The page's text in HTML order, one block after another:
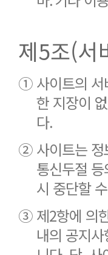
제5조(서
① 사이트의
한 지장이
다.
② 사이트는
통신두절
시 중단할
③ 제2항에 의
내의 공지